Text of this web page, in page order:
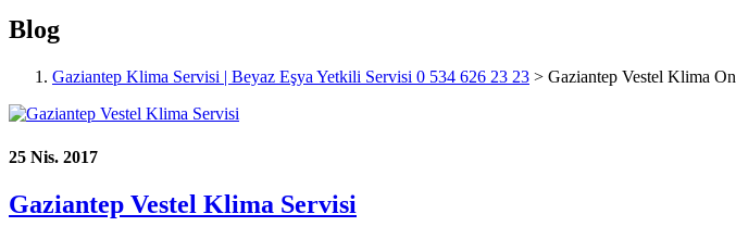
Blog
Gaziantep Klima Servisi | Beyaz Eşya Yetkili Servisi 0 534 626 23 23 > Gaziantep Vestel Klima
25 Nis. 2017
Gaziantep Vestel Klima Servisi